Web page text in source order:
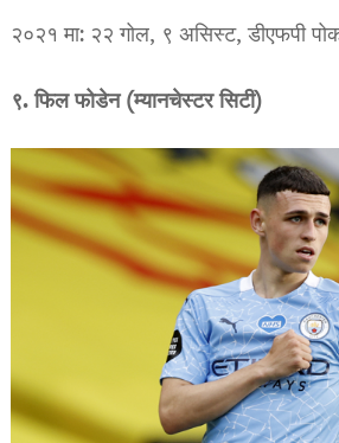
२०२१ मा: २२ गोल, ९ असिस्ट, डीएफपी
९. फिल फोडेन (म्यानचेस्टर सिटी)